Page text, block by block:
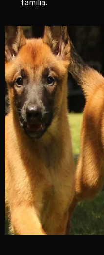
família.